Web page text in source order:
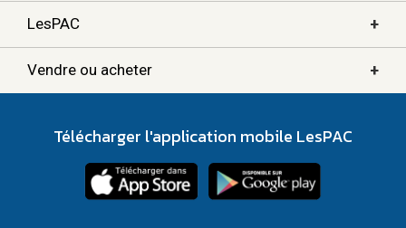
LesPAC +
Vendre ou acheter +
Télécharger l'application mobile LesPAC